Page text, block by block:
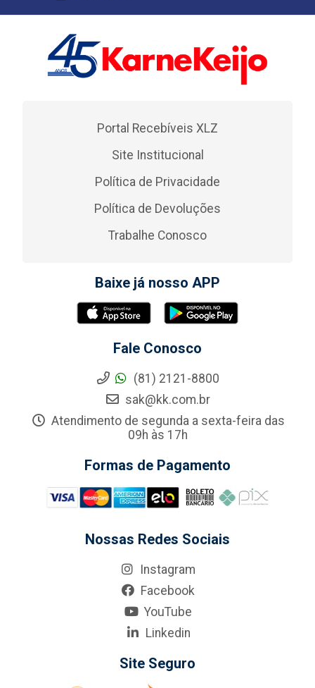
Portal Recebíveis XLZ
Site Institucional
Política de Privacidade
Política de Devoluções
Trabalhe Conosco
Baixe já nosso APP
Fale Conosco
(81) 2121-8800
sak@kk.com.br
Atendimento de segunda a sexta-feira das
09h às 17h
Formas de Pagamento
Nossas Redes Sociais
Instagram
Facebook
YouTube
Linkedin
Site Seguro